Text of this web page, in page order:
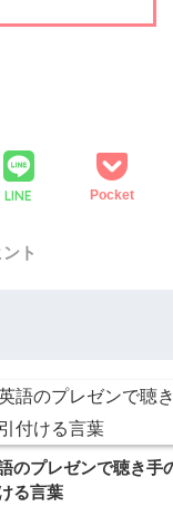
LINE Pocket
ト
のプレゼンで聴き手
る言葉